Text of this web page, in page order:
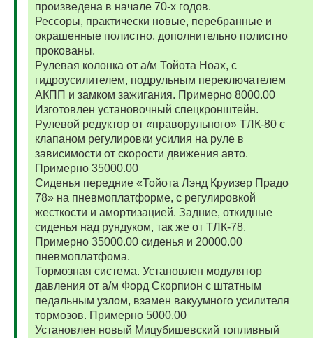
произведена в начале 70-х годов.
Рессоры, практически новые, перебранные и
окрашенные полистно, дополнительно полистно
прокованы.
Рулевая колонка от а/м Тойота Ноах, с
гидроусилителем, подрульным переключателем
АКПП и замком зажигания. Примерно 8000.00
Изготовлен установочный спецкронштейн.
Рулевой редуктор от «праворульного» ТЛК-80 с
клапаном регулировки усилия на руле в
зависимости от скорости движения авто.
Примерно 35000.00
Сиденья передние «Тойота Лэнд Круизер Прадо
78» на пневмоплатформе, с регулировкой
жесткости и амортизацией. Задние, откидные
сиденья над рундуком, так же от ТЛК-78.
Примерно 35000.00 сиденья и 20000.00
пневмоплатфома.
Тормозная система. Установлен модулятор
давления от а/м Форд Скорпион с штатным
педальным узлом, взамен вакуумного усилителя
тормозов. Примерно 5000.00
Установлен новый Мицубишевский топливный